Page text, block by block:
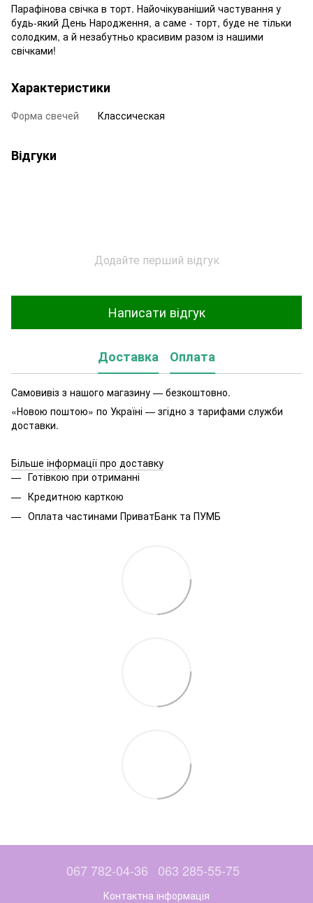
Парафінова свічка в торт. Найочікуваніший частування у
будь-який День Народження, а саме - торт, буде не тільки
солодким, а й незабутньо красивим разом із нашими
свічками!
Характеристики
Форма свечей Классическая
Відгуки
Додайте перший відгук
Написати відгук
Доставка Оплата
Самовивіз з нашого магазину — безкоштовно.
«Новою поштою» по Україні — згідно з тарифами служби
доставки.
Більше інформації про доставку
Готівкою при отриманні
Кредитною карткою
Оплата частинами ПриватБанк та ПУМБ
067 782-04-36 063 285-55-75
Контактна інформація